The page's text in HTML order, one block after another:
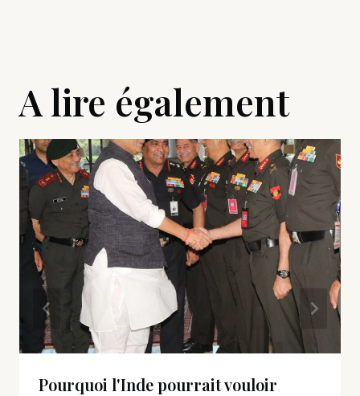
A lire également
Pourquoi l'Inde pourrait vouloir